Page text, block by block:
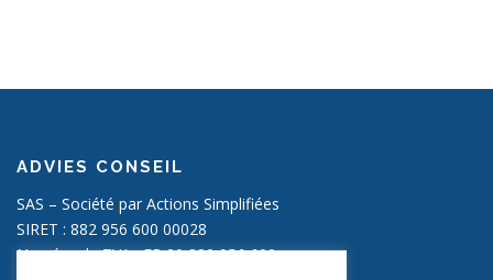
ADVIES CONSEIL
SAS – Société par Actions Simplifiées
SIRET : 882 956 600 00028
Numéro de TVA : FR 20 882 956 600